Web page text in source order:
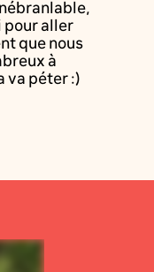
pour aller
que nous
à
va péter :)